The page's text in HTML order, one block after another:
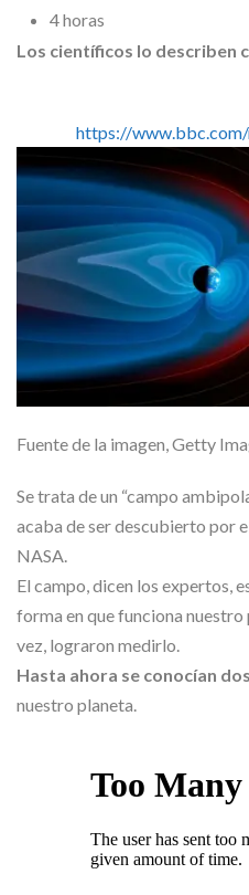
4 horas
Los científicos lo describen
https://
Fuente de la imagen,Getty
Se trata de un “campo
acaba de ser descubierto por
NASA.
El campo, dicen los expertos,
forma en que funciona
vez, lograron medirlo.
Hasta ahora se conocían
nuestro planeta.